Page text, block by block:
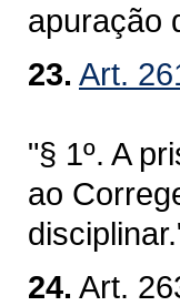
apuração
23. Art.
"§ 1º. A
ao
24. Art.